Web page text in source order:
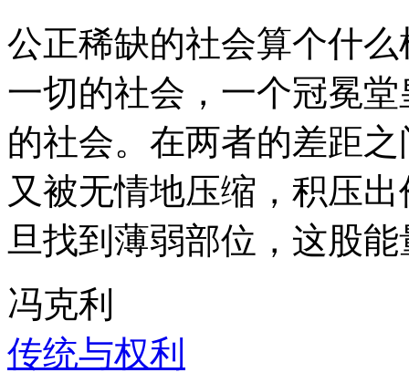
公正稀缺的社会算个什
一切的社会，一个冠冕
的社会。在两者的差距
又被无情地压缩，积压
旦找到薄弱部位，这股
冯克利
传统与权利